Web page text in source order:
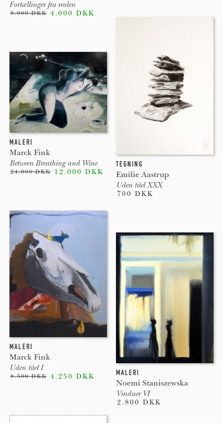
Fortællinger fra reolen
8.000 DKK 4.000 DKK
MALERI
Marck Fink
Between Breathing and Wine
24.000 DKK 12.000 DKK
MALERI
Marck Fink
Uden titel I
8.500 DKK 4.250 DKK
TEGNING
Emilie Aastrup
Uden titel XXX
700 DKK
MALERI
Noemi Staniszewska
Vinduer VI
2.800 DKK